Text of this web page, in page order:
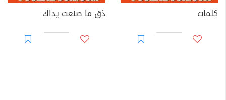
كلمات ذق ما صنعت يداك